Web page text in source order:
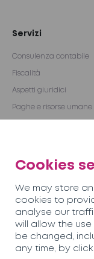
Servizi
Consulenza contabile
Fiscalità
Aspetti giuridici
Paghe e risorse umane
Cookies
We may store
cookies to
analyse our
will allow the
be changed,
any time, by